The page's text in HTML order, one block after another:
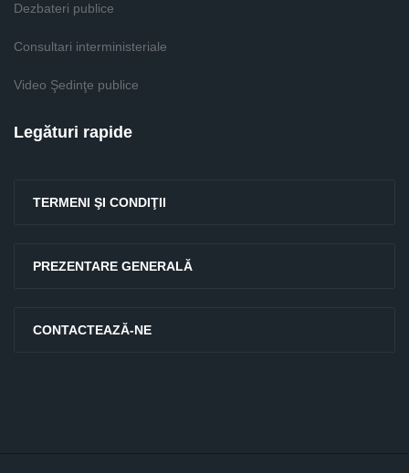
Dezbateri publice
Consultari interministeriale
Video Şedinţe publice
Legături rapide
TERMENI ŞI CONDIŢII
PREZENTARE GENERALĂ
CONTACTEAZĂ-NE